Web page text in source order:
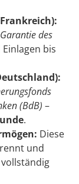
des
bis
(BdB) –
.
Diese
und